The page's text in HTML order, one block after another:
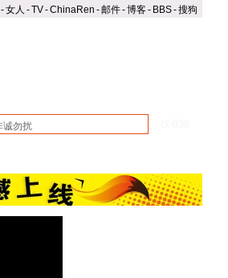
-女人 -TV-ChinaRen -邮件-博客- BBS-搜狗